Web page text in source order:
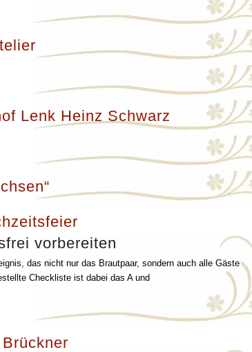
Lenk Heinz Schwarz
vorbereiten
das nicht nur das Brautpaar, sondern auch alle Gäste
Checkliste ist dabei das A und